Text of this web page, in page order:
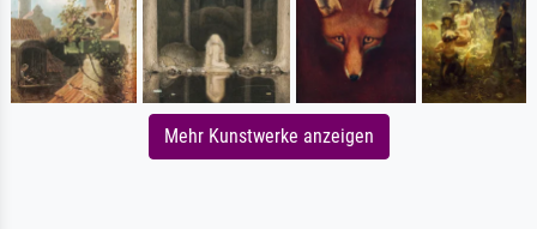
Mehr Kunstwerke anzeigen